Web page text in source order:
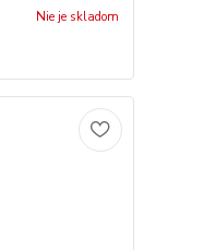
Nie je skladom